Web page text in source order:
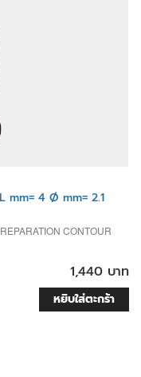
mm= 4 Ø mm= 2.1
CONTOUR
1,440 บาท
หยิบใส่ตะกร้า